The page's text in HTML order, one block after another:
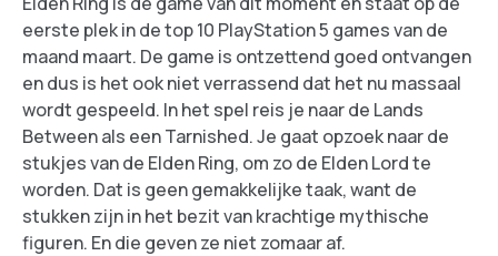
eerste plek in de top 10 PlayStation 5 games van de
maand maart. De game is ontzettend goed ontvangen
en dus is het ook niet verrassend dat het nu massaal
wordt gespeeld. In het spel reis je naar de Lands
Between als een Tarnished. Je gaat opzoek naar de
stukjes van de Elden Ring, om zo de Elden Lord te
worden. Dat is geen gemakkelijke taak, want de
stukken zijn in het bezit van krachtige mythische
figuren. En die geven ze niet zomaar af.